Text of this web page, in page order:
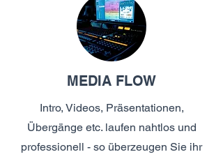
MEDIA FLOW
Intro, Videos, Präsentationen,
Übergänge etc. laufen nahtlos und
professionell - so überzeugen Sie ihr